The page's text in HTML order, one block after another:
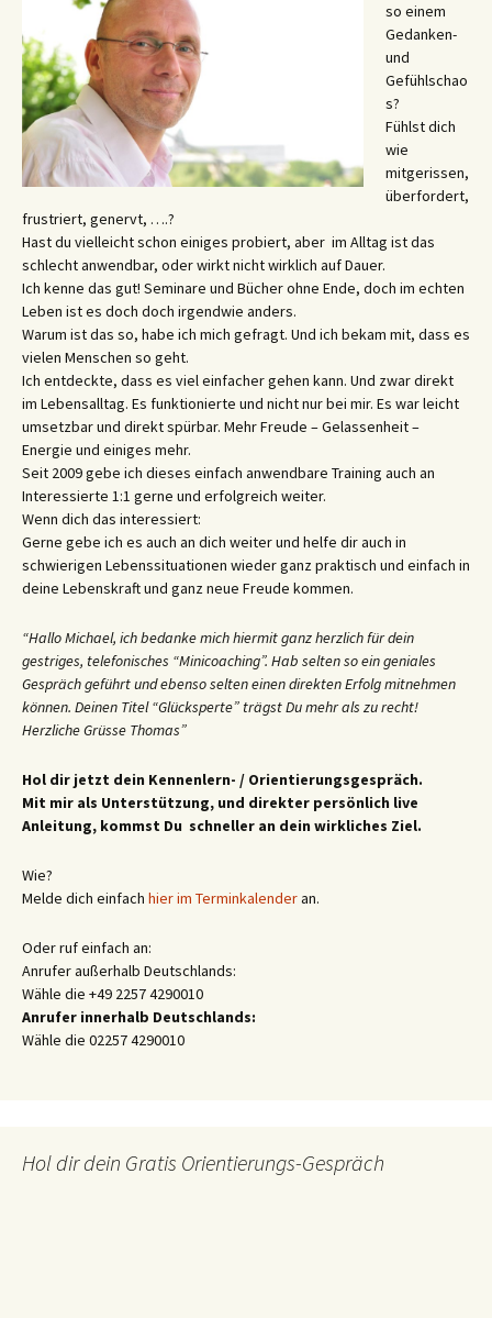
so einem
Gedanken-
und
Gefühlschao
s?
Fühlst dich
wie
mitgerissen,
überfordert,
frustriert, genervt, ….?
Hast du vielleicht schon einiges probiert, aber im Alltag ist das
schlecht anwendbar, oder wirkt nicht wirklich auf Dauer.
Ich kenne das gut! Seminare und Bücher ohne Ende, doch im echten
Leben ist es doch doch irgendwie anders.
Warum ist das so, habe ich mich gefragt. Und ich bekam mit, dass es
vielen Menschen so geht.
Ich entdeckte, dass es viel einfacher gehen kann. Und zwar direkt
im Lebensalltag. Es funktionierte und nicht nur bei mir. Es war leicht
umsetzbar und direkt spürbar. Mehr Freude – Gelassenheit –
Energie und einiges mehr.
Seit 2009 gebe ich dieses einfach anwendbare Training auch an
Interessierte 1:1 gerne und erfolgreich weiter.
Wenn dich das interessiert:
Gerne gebe ich es auch an dich weiter und helfe dir auch in
schwierigen Lebenssituationen wieder ganz praktisch und einfach in
deine Lebenskraft und ganz neue Freude kommen.
“Hallo Michael, ich bedanke mich hiermit ganz herzlich für dein
gestriges, telefonisches “Minicoaching”. Hab selten so ein geniales
Gespräch geführt und ebenso selten einen direkten Erfolg mitnehmen
können. Deinen Titel “Glücksperte” trägst Du mehr als zu recht!
Herzliche Grüsse Thomas”
Hol dir jetzt dein Kennenlern- / Orientierungsgespräch.
Mit mir als Unterstützung, und direkter persönlich live
Anleitung, kommst Du schneller an dein wirkliches Ziel.
Wie?
Melde dich einfach hier im Terminkalenderan.
Oder ruf einfach an:
Anrufer außerhalb Deutschlands:
Wähle die +49 2257 4290010
Anrufer innerhalb Deutschlands:
Wähle die 02257 4290010
Hol dir dein Gratis Orientierungs-Gespräch